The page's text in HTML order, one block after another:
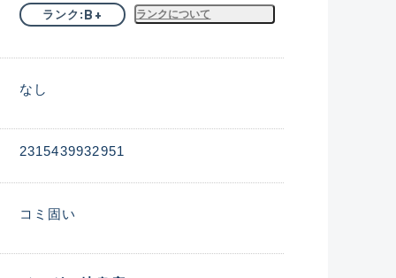
ランク B+ ランクについて
なし
2315439932951
コミ固い